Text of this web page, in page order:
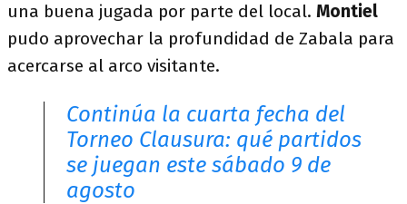
una buena jugada por parte del local. Montiel
pudo aprovechar la profundidad de Zabala para
acercarse al arco visitante.
Continúa la cuarta fecha del
Torneo Clausura: qué partidos
se juegan este sábado 9 de
agosto